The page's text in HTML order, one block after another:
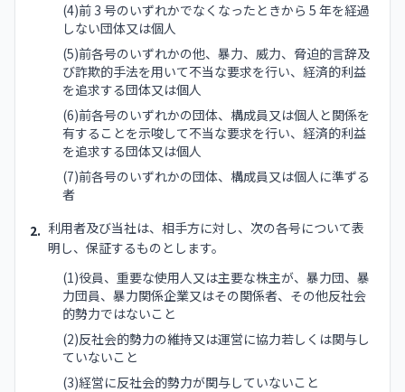
(4)前 3 号のいずれかでなくなったときから 5 年を経過
しない団体又は個人
(5)前各号のいずれかの他、暴力、威力、脅迫的言辞及
び詐欺的手法を用いて不当な要求を行い、経済的利益
を追求する団体又は個人
(6)前各号のいずれかの団体、構成員又は個人と関係を
有することを示唆して不当な要求を行い、経済的利益
を追求する団体又は個人
(7)前各号のいずれかの団体、構成員又は個人に準ずる
者
2. 利用者及び当社は、相手方に対し、次の各号について表
明し、保証するものとします。
(1)役員、重要な使用人又は主要な株主が、暴力団、暴
力団員、暴力関係企業又はその関係者、その他反社会
的勢力ではないこと
(2)反社会的勢力の維持又は運営に協力若しくは関与し
ていないこと
(3)経営に反社会的勢力が関与していないこと